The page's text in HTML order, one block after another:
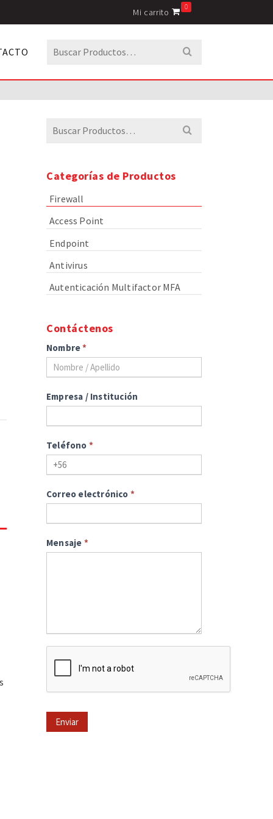
Mi carrito 0
Buscar
por:
Buscar
Categorías de Productos
Firewall
Access Point
Endpoint
Antivirus
Autenticación Multifactor MFA
Contáctenos
Nombre*
Empresa / Institución
Teléfono *
Correo electrónico *
Mensaje *
Enviar